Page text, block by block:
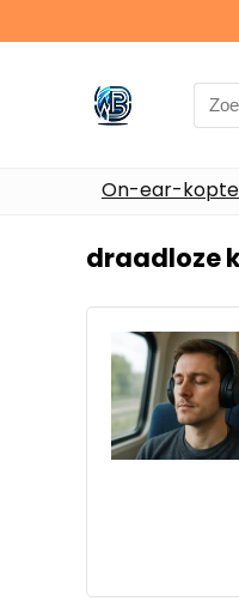
for:
On-ear-
draadloze